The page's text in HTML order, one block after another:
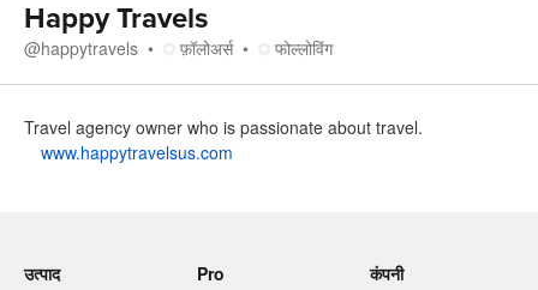
Happy Travels
@happytravels फ़ॉलोअर्स फोल्लोविंग
Travel agency owner who is passionate about travel.
www.happytravelsus.com
उत्पाद
Pro
कंपनी